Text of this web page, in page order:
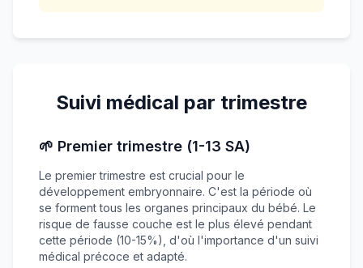
Suivi médical par trimestre
🌱 Premier trimestre (1-13 SA)
Le premier trimestre est crucial pour le
développement embryonnaire. C'est la période où
se forment tous les organes principaux du bébé. Le
risque de fausse couche est le plus élevé pendant
cette période (10-15%), d'où l'importance d'un suivi
médical précoce et adapté.